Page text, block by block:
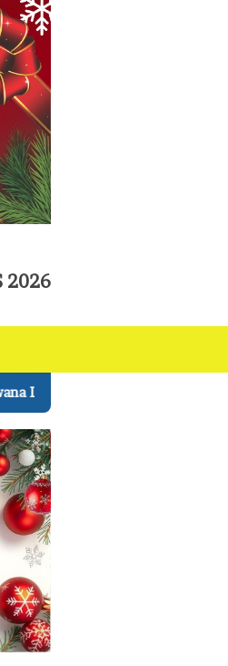
2026
Periode 2026-2027